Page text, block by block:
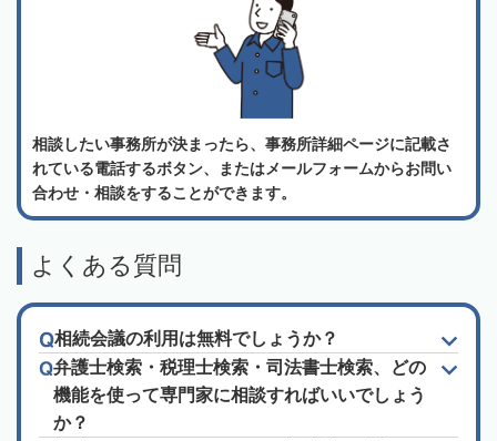
相談したい事務所が決まったら、事務所詳細ページに記載さ
れている電話するボタン、またはメールフォームからお問い
合わせ・相談をすることができます。
よくある質問
相続会議の利用は無料でしょうか？
弁護士検索・税理士検索・司法書士検索、どの
機能を使って専門家に相談すればいいでしょう
か？